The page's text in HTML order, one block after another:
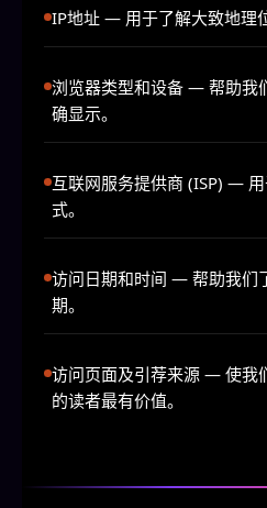
IP地址 — 用于了解大致地理
浏览器类型和设备 — 帮助我
确显示。
互联网服务提供商 (ISP) — 用
式。
访问日期和时间 — 帮助我们
期。
访问页面及引荐来源 — 使我
的读者最有价值。